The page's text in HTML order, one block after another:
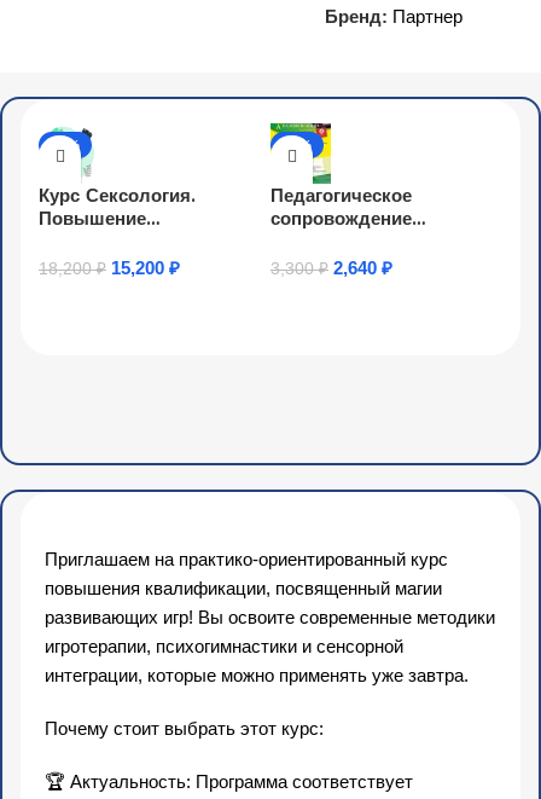
Бренд: Партнер
-16%
Курс Сексология.
Повышение
18,200₽ 15,200 ₽
-20%
Педагогическое
сопровождение
образовательных
развития (72 ч.)
3,300₽ 2,640 ₽
Приглашаем на практико-ориентированный курс
повышения квалификации, посвященный магии
развивающих игр! Вы освоите современные методики
игротерапии, психогимнастики и сенсорной
интеграции, которые можно применять уже завтра.
Почему стоит выбрать этот курс:
🏆 Актуальность: Программа соответствует